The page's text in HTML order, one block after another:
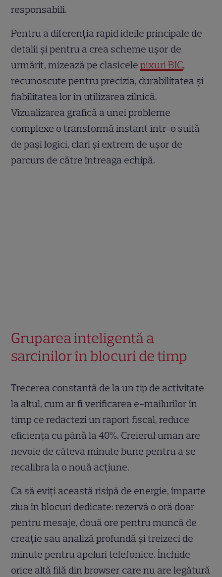
responsabili.
Pentru a diferenția rapid ideile principale de
detalii și pentru a crea scheme ușor de
urmărit, mizează pe clasicelepixuri BIC,
recunoscute pentru precizia, durabilitatea și
fiabilitatea lor în utilizarea zilnică.
Vizualizarea grafică a unei probleme
complexe o transformă instant într-o suită
de pași logici, clari și extrem de ușor de
parcurs de către întreaga echipă.
Gruparea inteligentă a
sarcinilor în blocuri de timp
Trecerea constantă de la un tip de activitate
la altul, cum ar fi verificarea e-mailurilor în
timp ce redactezi un raport fiscal, reduce
eficiența cu până la 40%. Creierul uman are
nevoie de câteva minute bune pentru a se
recalibra la o nouă acțiune.
Ca să eviți această risipă de energie, împarte
ziua în blocuri dedicate: rezervă o oră doar
pentru mesaje, două ore pentru muncă de
creație sau analiză profundă și treizeci de
minute pentru apeluri telefonice. Închide
orice altă filă din browser care nu are legătură